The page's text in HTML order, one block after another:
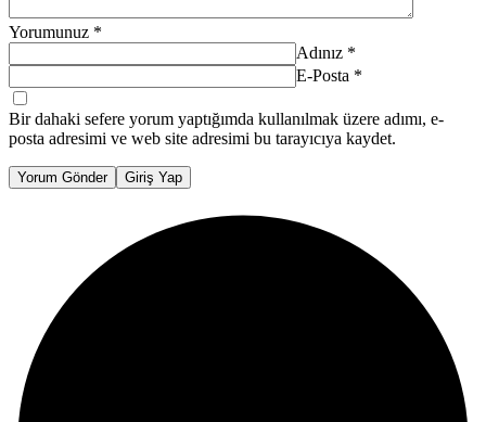
Yorumunuz *
Adınız *
E-Posta *
Bir dahaki sefere yorum yaptığımda kullanılmak üzere adımı, e-
posta adresimi ve web site adresimi bu tarayıcıya kaydet.
Yorum Gönder Giriş Yap